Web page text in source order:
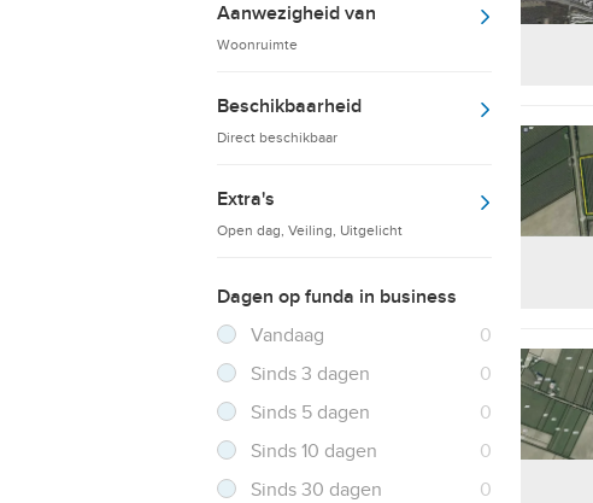
Aanwezigheid van
Woonruimte
Beschikbaarheid
Direct beschikbaar
Extra's
Open dag, Veiling, Uitgelicht
Dagen op funda in business
Filter verwijderen
Vandaag 0
Sinds 3 dagen
0
Sinds 5 dagen
0
Sinds 10 dagen
0
Sinds 30 dagen
0